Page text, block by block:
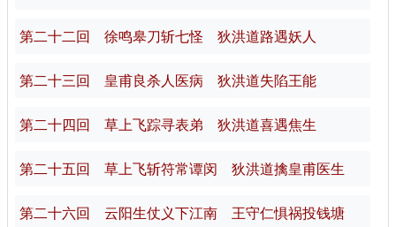
第二十二回 徐鸣皋刀斩七怪 狄洪道路遇妖人
第二十三回 皇甫良杀人医病 狄洪道失陷王能
第二十四回 草上飞踪寻表弟 狄洪道喜遇焦生
第二十五回 草上飞斩符常谭闵 狄洪道擒皇甫医生
第二十六回 云阳生仗义下江南 王守仁惧祸投钱塘